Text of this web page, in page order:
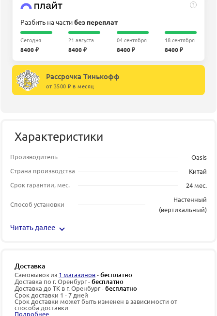
?
Разбить на частибез переплат
Сегодня
8400 ₽
21 августа
8400 ₽
04 сентября
8400 ₽
18 сентября
8400 ₽
Рассрочка Тинькофф
от 3500 ₽ в месяц
Характеристики
Производитель
Oasis
Страна производства
Китай
Срок гарантии, мес.
24 мес.
Способ установки
Настенный
(вертикальный)
Читать далее
Доставка
Самовывоз из 1 магазинов-бесплатно
Доставка по г. Оренбург -бесплатно
Доставка до ТК в г. Оренбург -бесплатно
Срок доставки 1 - 7 дней
Срок доставки может быть изменен в зависимости от
способа доставки
Подробнее